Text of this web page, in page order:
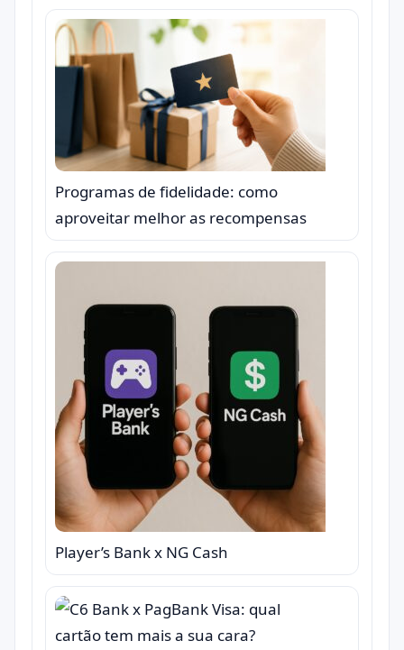
Programas de fidelidade: como
aproveitar melhor as recompensas
Player’s Bank x NG Cash